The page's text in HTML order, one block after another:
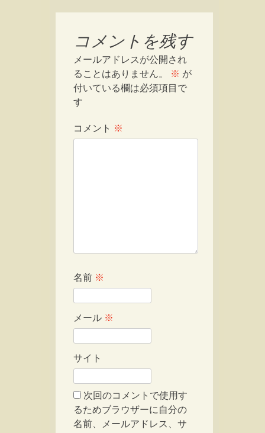
コメントを残す
メールアドレスが公開され
ることはありません。
※ が
付いている欄は必須項目で
す
コメント ※
名前 ※
メール ※
サイト
次回のコメントで使用す
るためブラウザーに自分の
名前、メールアドレス、サ